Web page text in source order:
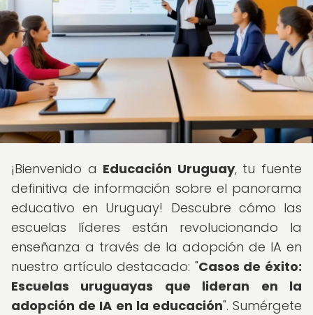
¡Bienvenido a Educación Uruguay, tu fuente
definitiva de información sobre el panorama
educativo en Uruguay! Descubre cómo las
escuelas líderes están revolucionando la
enseñanza a través de la adopción de IA en
nuestro artículo destacado: "Casos de éxito:
Escuelas uruguayas que lideran en la
adopción de IA en la educación". Sumérgete